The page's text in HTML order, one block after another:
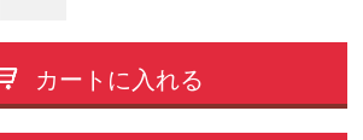
カートに入れる